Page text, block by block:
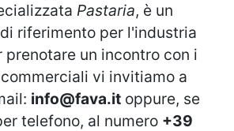
Pastaria, è un
riferimento per l'industria
prenotare un incontro con i
vi invitiamo a
info@fava.it oppure, se
telefono, al numero +39